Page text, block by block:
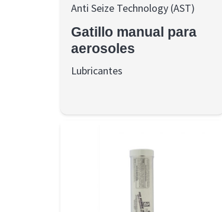
Anti Seize Technology (AST)
Gatillo manual para
aerosoles
Lubricantes